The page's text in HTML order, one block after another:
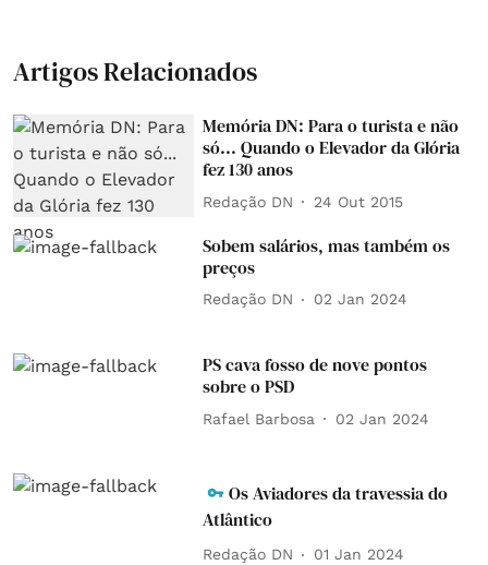
Artigos Relacionados
Memória DN: Para o turista e não
só... Quando o Elevador da Glória
fez 130 anos
Redação DN 24 Out 2015
Sobem salários, mas também os
preços
Redação DN 02 Jan 2024
PS cava fosso de nove pontos
sobre o PSD
Rafael Barbosa 02 Jan 2024
Os Aviadores da travessia do
Atlântico
Redação DN 01 Jan 2024